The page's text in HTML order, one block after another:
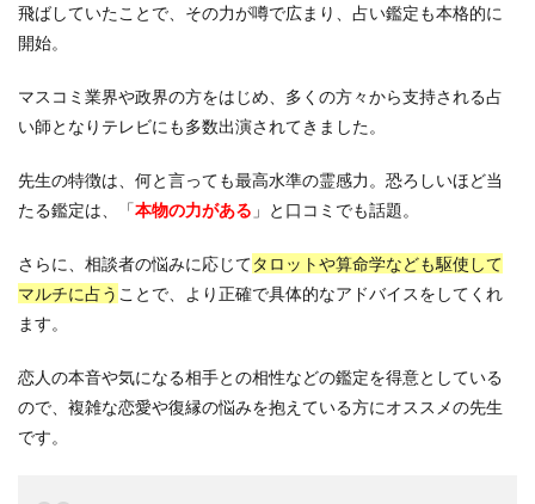
飛ばしていたことで、その力が噂で広まり、占い鑑定も本格的に
開始。
マスコミ業界や政界の方をはじめ、多くの方々から支持される占
い師となりテレビにも多数出演されてきました。
先生の特徴は、何と言っても最高水準の霊感力。恐ろしいほど当
たる鑑定は、「本物の力がある 」と口コミでも話題。
さらに、相談者の悩みに応じてタロットや算命学なども駆使して
マルチに占う ことで、より正確で具体的なアドバイスをしてくれ
ます。
恋人の本音や気になる相手との相性などの鑑定を得意としている
ので、複雑な恋愛や復縁の悩みを抱えている方にオススメの先生
です。